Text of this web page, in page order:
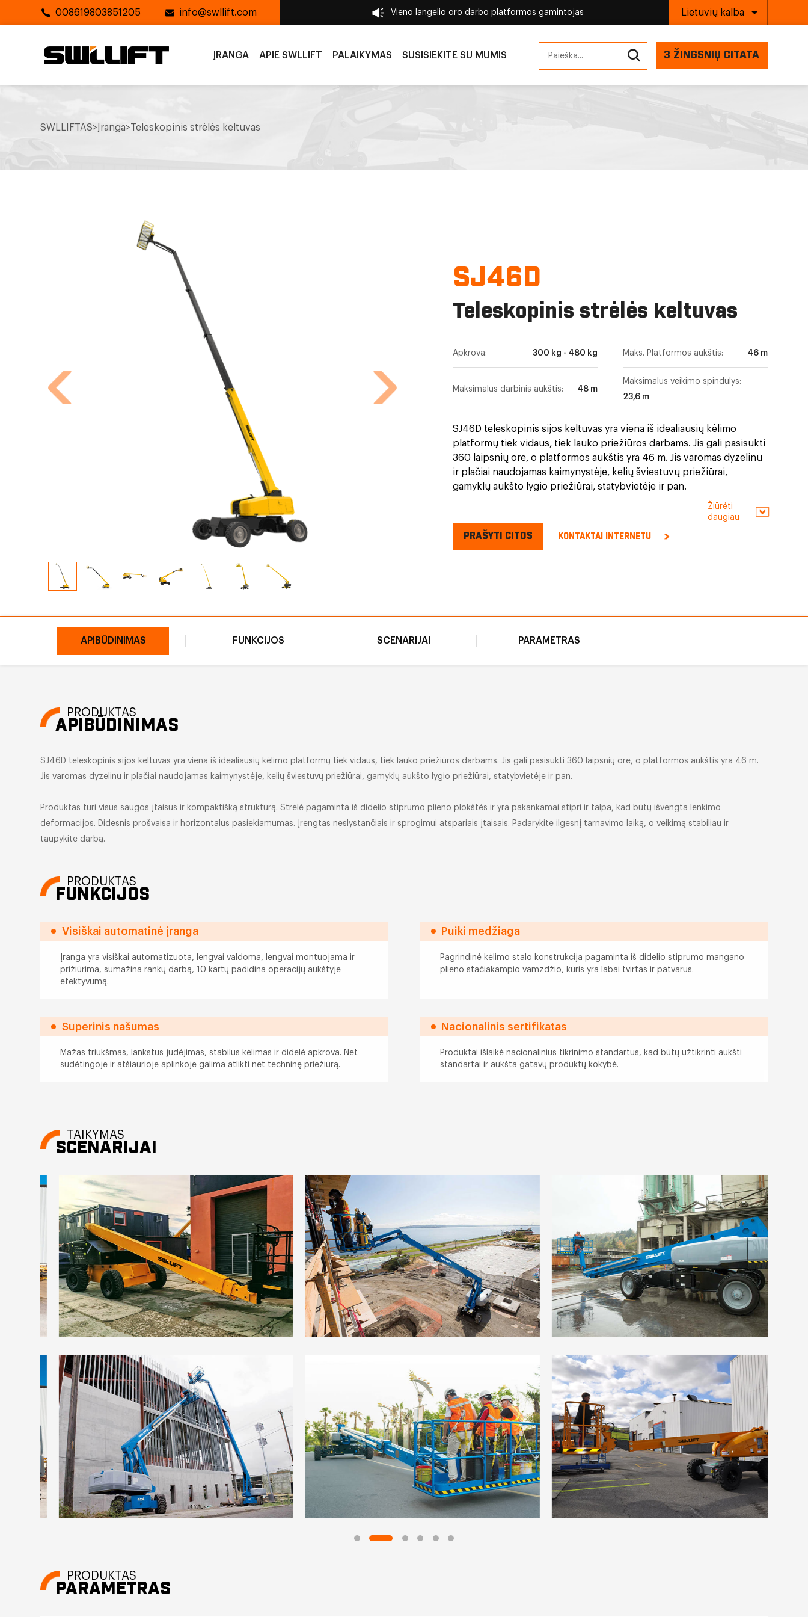
008619803851205 info@swllift.com Vieno langelio oro darbo platformos gamintojas Lietuvių kalba
ĮRANGA APIE SWLLIFT PALAIKYMAS SUSISIEKITE SU MUMIS 3 ŽINGSNIŲ CITATA
SWLLIFTAS> Įranga>Teleskopinis strėlės keltuvas
SJ46D
Teleskopinis strėlės keltuvas
Apkrova: 300 kg - 480 kg Maks. Platformos aukštis: 46 m
Maksimalus darbinis aukštis: 48 m
Maksimalus veikimo spindulys:
23,6 m
SJ46D teleskopinis sijos keltuvas yra viena iš idealiausių kėlimo
platformų tiek vidaus, tiek lauko priežiūros darbams. Jis gali pasisukti
360 laipsnių ore, o platformos aukštis yra 46 m. Jis varomas dyzelinu
ir plačiai naudojamas kaimynystėje, kelių šviestuvų priežiūrai,
gamyklų aukšto lygio priežiūrai, statybvietėje ir pan.
Žiūrėti
daugiau
PRAŠYTI CITOS KONTAKTAI INTERNETU
APIBŪDINIMAS FUNKCIJOS SCENARIJAI PARAMETRAS
PRODUKTAS
APIBŪDINIMAS
SJ46D teleskopinis sijos keltuvas yra viena iš idealiausių kėlimo platformų tiek vidaus, tiek lauko priežiūros darbams. Jis gali pasisukti 360 laipsnių ore, o platformos aukštis yra 46 m.
Jis varomas dyzelinu ir plačiai naudojamas kaimynystėje, kelių šviestuvų priežiūrai, gamyklų aukšto lygio priežiūrai, statybvietėje ir pan.
Produktas turi visus saugos įtaisus ir kompaktišką struktūrą. Strėlė pagaminta iš didelio stiprumo plieno plokštės ir yra pakankamai stipri ir talpa, kad būtų išvengta lenkimo
deformacijos. Didesnis prošvaisa ir horizontalus pasiekiamumas. Įrengtas neslystančiais ir sprogimui atspariais įtaisais. Padarykite ilgesnį tarnavimo laiką, o veikimą stabiliau ir
taupykite darbą.
PRODUKTAS
FUNKCIJOS
Visiškai automatinė įranga
Įranga yra visiškai automatizuota, lengvai valdoma, lengvai montuojama ir
prižiūrima, sumažina rankų darbą, 10 kartų padidina operacijų aukštyje
efektyvumą.
Puiki medžiaga
Pagrindinė kėlimo stalo konstrukcija pagaminta iš didelio stiprumo mangano
plieno stačiakampio vamzdžio, kuris yra labai tvirtas ir patvarus.
Superinis našumas
Mažas triukšmas, lankstus judėjimas, stabilus kėlimas ir didelė apkrova. Net
sudėtingoje ir atšiaurioje aplinkoje galima atlikti net techninę priežiūrą.
Nacionalinis sertifikatas
Produktai išlaikė nacionalinius tikrinimo standartus, kad būtų užtikrinti aukšti
standartai ir aukšta gatavų produktų kokybė.
TAIKYMAS
SCENARIJAI
PRODUKTAS
PARAMETRAS